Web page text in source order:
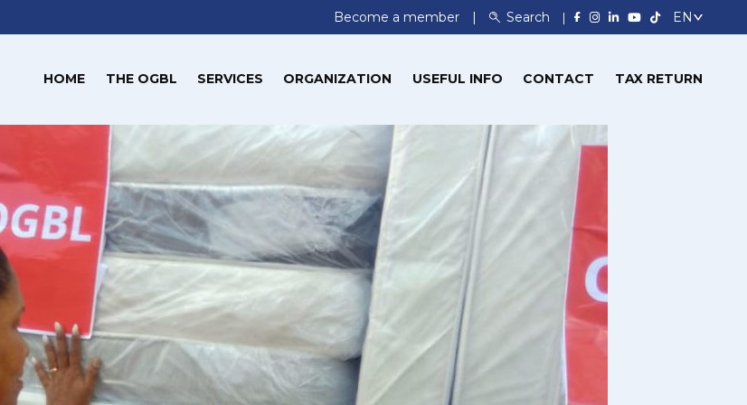
Become a member Search
HOME THE OGBL SERVICES ORGANIZATION USEFUL INFO CONTACT TAX RETURN